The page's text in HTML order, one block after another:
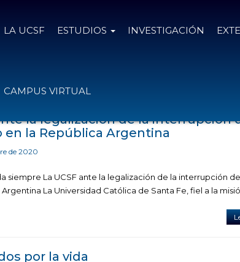
LA UCSF ESTUDIOS INVESTIGACIÓN
CAMPUS VIRTUAL
la legalización de la interrupción
en la República Argentina
de 2020
siempre La UCSF ante la legalización de la interrupción
La Universidad Católica de Santa Fe, fiel a la
por la vida